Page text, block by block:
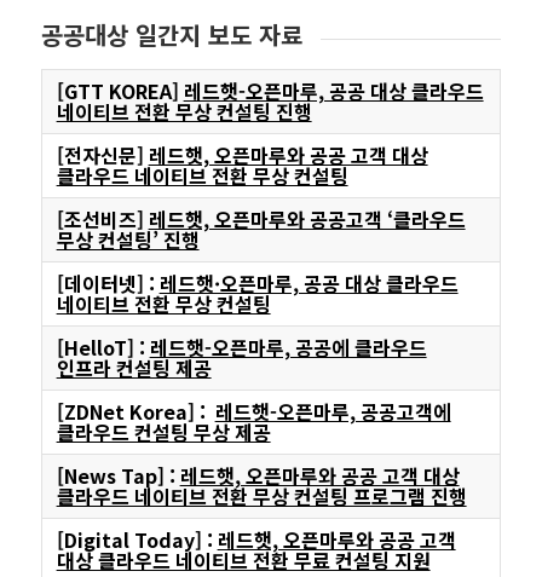
공공대상 일간지 보도 자료
[GTT KOREA] 레드햇-오픈마루, 공공 대상 클라우드
네이티브 전환 무상 컨설팅 진행
[전자신문] 레드햇, 오픈마루와 공공 고객 대상
클라우드 네이티브 전환 무상 컨설팅
[조선비즈] 레드햇, 오픈마루와 공공고객 ‘클라우드
무상 컨설팅’ 진행
[데이터넷] : 레드햇·오픈마루, 공공 대상 클라우드
네이티브 전환 무상 컨설팅
[HelloT] : 레드햇-오픈마루, 공공에 클라우드
인프라 컨설팅 제공
[ZDNet Korea] : 레드햇-오픈마루, 공공고객에
클라우드 컨설팅 무상 제공
[News Tap] : 레드햇, 오픈마루와 공공 고객 대상
클라우드 네이티브 전환 무상 컨설팅 프로그램 진행
[Digital Today] : 레드햇, 오픈마루와 공공 고객
대상 클라우드 네이티브 전환 무료 컨설팅 지원